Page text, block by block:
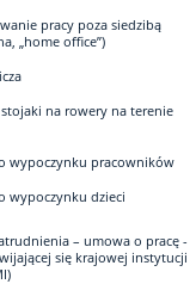
pracy poza siedzibą
„home office”)
na rowery na terenie
wypoczynku pracowników
wypoczynku dzieci
– umowa o pracę -
się krajowej instytucji